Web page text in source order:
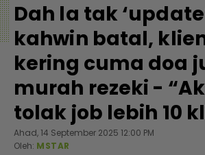
Dah la tak
kahwin batal,
kering cuma doa
murah rezeki -
tolak job lebih 10
Ahad, 14 September 2025 12:00 PM
Oleh: MSTAR